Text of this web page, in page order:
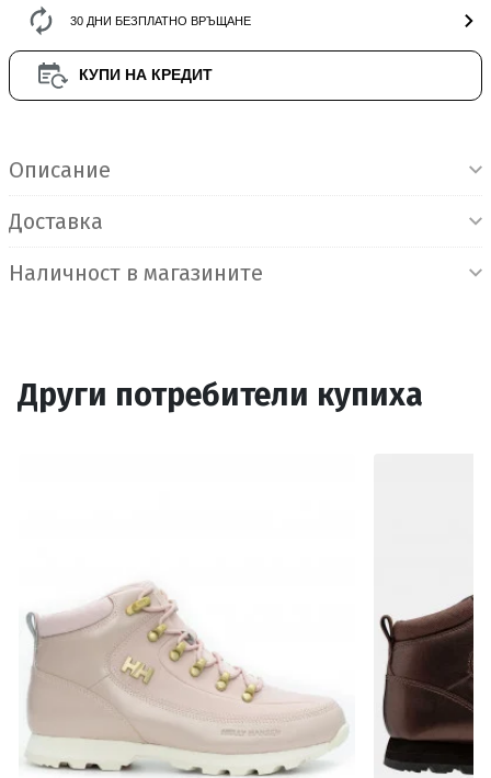
30 ДНИ БЕЗПЛАТНО ВРЪЩАНЕ
КУПИ НА КРЕДИТ
Описание
Доставка
Наличност в магазините
Други потребители купиха